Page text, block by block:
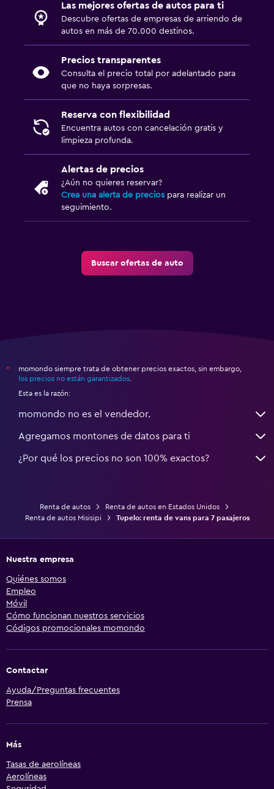
Las mejores ofertas de autos para ti
Descubre ofertas de empresas de arriendo de
autos en más de 70.000 destinos.
Precios transparentes
Consulta el precio total por adelantado para
que no haya sorpresas.
Reserva con flexibilidad
Encuentra autos con cancelación gratis y
limpieza profunda.
Alertas de precios
¿Aún no quieres reservar?
Crea una alerta de precios para realizar un
seguimiento.
Buscar ofertas de auto
*
momondo siempre trata de obtener precios exactos, sin embargo,
los precios no están garantizados
Esta es la razón:
momondo no es el vendedor.
Agregamos montones de datos para ti
¿Por qué los precios no son 100% exactos?
Renta de autos
Renta de autos en Estados Unidos
Renta de autos Misisipi
Tupelo: renta de vans para 7 pasajeros
Nuestra empresa
Quiénes somos
Empleo
Móvil
Cómo funcionan nuestros servicios
Códigos promocionales momondo
Contactar
Ayuda/Preguntas frecuentes
Prensa
Más
Tasas de aerolíneas
Aerolíneas